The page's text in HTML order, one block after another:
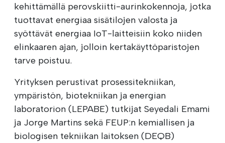
kehittämällä perovskiitti-aurinkokennoja, jotka
tuottavat energiaa sisätilojen valosta ja
syöttävät energiaa IoT-laitteisiin koko niiden
elinkaaren ajan, jolloin kertakäyttöparistojen
tarve poistuu.
Yrityksen perustivat prosessitekniikan,
ympäristön, biotekniikan ja energian
laboratorion (LEPABE) tutkijat Seyedali Emami
ja Jorge Martins sekä FEUP:n kemiallisen ja
biologisen tekniikan laitoksen (DEQB)